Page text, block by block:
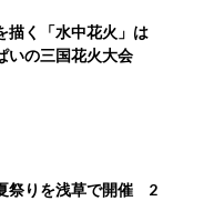
描く「水中花火」は
の三国花火大会
祭りを浅草で開催 2